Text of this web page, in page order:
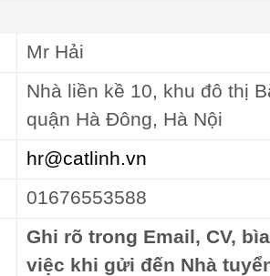
Mr Hải
Nhà liền kề 10, khu đô thị
quận Hà Đông, Hà Nội
hr@catlinh.vn
01676553588
Ghi rõ trong Email, CV,
việc khi gửi đến Nhà